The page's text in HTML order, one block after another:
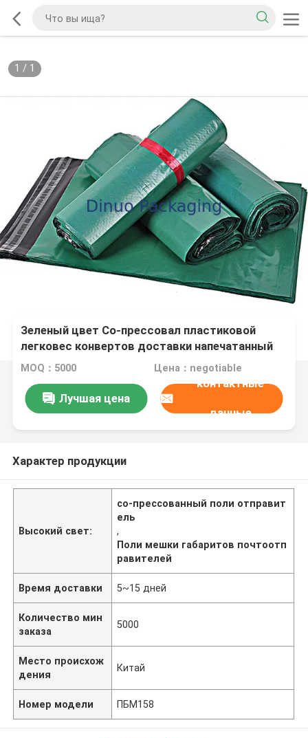
1 / 1
Зеленый цвет Со-прессовал пластиковой
легковес конвертов доставки напечатанный
таможней
MOQ：5000 Цена：negotiable
Лучшая цена
контактные
данные
Характер продукции
Высокий свет:
со-прессованный поли отправит
ель
,
Поли мешки габаритов почтоотп
равителей
Время доставки 5~15 дней
Количество мин
заказа
5000
Место происхож
дения
Китай
Номер модели ПБМ158